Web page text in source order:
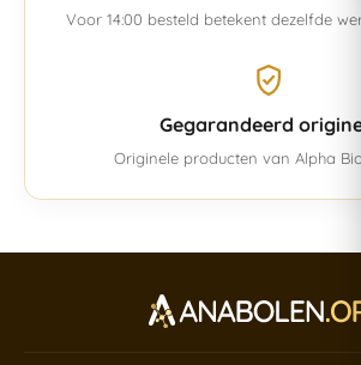
Voor 14:00 besteld betekent dezelfde
Gegarandeerd
Originele producten van Alpha